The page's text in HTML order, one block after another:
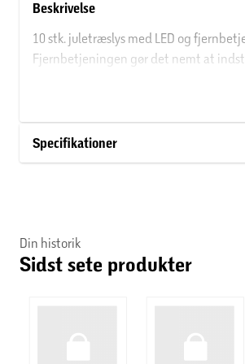
Beskrivelse
10 stk. juletræslys med LED og
Fjernbetjeningen gør det nemt at
Specifikationer
Din historik
Sidst sete produkter